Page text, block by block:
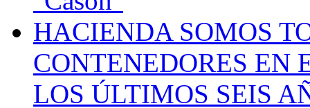
HACIENDA SOMOS
CONTENEDORES EN
LOS ÚLTIMOS SEIS